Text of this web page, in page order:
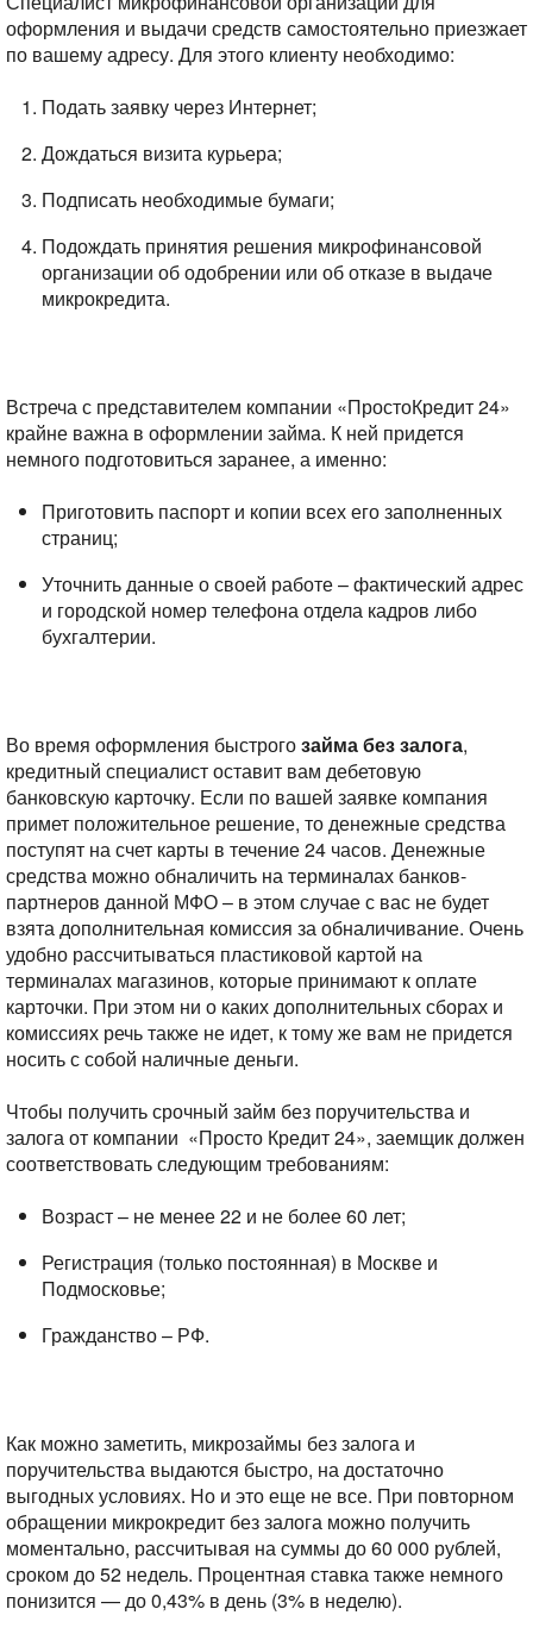
оформления и выдачи средств самостоятельно приезжает
по вашему адресу. Для этого клиенту необходимо:
Подать заявку через Интернет;
Дождаться визита курьера;
Подписать необходимые бумаги;
Подождать принятия решения микрофинансовой
организации об одобрении или об отказе в выдаче
микрокредита.
Встреча с представителем компании «ПростоКредит 24»
крайне важна в оформлении займа. К ней придется
немного подготовиться заранее, а именно:
Приготовить паспорт и копии всех его заполненных
страниц;
Уточнить данные о своей работе – фактический адрес
и городской номер телефона отдела кадров либо
бухгалтерии.
Во время оформления быстрогозайма без залога,
кредитный специалист оставит вам дебетовую
банковскую карточку. Если по вашей заявке компания
примет положительное решение, то денежные средства
поступят на счет карты в течение 24 часов. Денежные
средства можно обналичить на терминалах банков-
партнеров данной МФО – в этом случае с вас не будет
взята дополнительная комиссия за обналичивание. Очень
удобно рассчитываться пластиковой картой на
терминалах магазинов, которые принимают к оплате
карточки. При этом ни о каких дополнительных сборах и
комиссиях речь также не идет, к тому же вам не придется
носить с собой наличные деньги.
Чтобы получить срочный займ без поручительства и
залога от компании «Просто Кредит 24», заемщик должен
соответствовать следующим требованиям:
Возраст – не менее 22 и не более 60 лет;
Регистрация (только постоянная) в Москве и
Подмосковье;
Гражданство – РФ.
Как можно заметить, микрозаймы без залога и
поручительства выдаются быстро, на достаточно
выгодных условиях. Но и это еще не все. При повторном
обращении микрокредит без залога можно получить
моментально, рассчитывая на суммы до 60 000 рублей,
сроком до 52 недель. Процентная ставка также немного
понизится — до 0,43% в день (3% в неделю).